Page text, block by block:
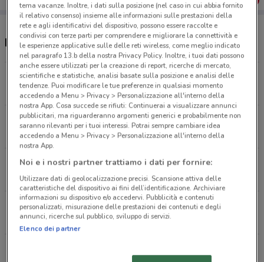
Negozi Metagenics a Roma
VIA DOMENICO MORICHINI 26 Roma
549 m
CORSO TRIESTE 29 C Roma
710 m
VIA LIVORNO 27 Roma
835 m
VIA LIVORNO 27 Roma
836 m
tema vacanze. Inoltre, i dati sulla posizione (nel caso in cui abbia fornito
il relativo consenso) insieme alle informazioni sulle prestazioni della
rete e agli identificativi del dispositivo, possono essere raccolte e
condivisi con terze parti per comprendere e migliorare la connettività e
le esperienze applicative sulle delle reti wireless, come meglio indicato
nel paragrafo 13.b della nostra Privacy Policy. Inoltre, i tuoi dati possono
anche essere utilizzati per la creazione di report, ricerche di mercato,
scientifiche e statistiche, analisi basate sulla posizione e analisi delle
tendenze. Puoi modificare le tue preferenze in qualsiasi momento
accedendo a Menu > Privacy > Personalizzazione all'interno della
nostra App. Cosa succede se rifiuti: Continuerai a visualizzare annunci
pubblicitari, ma riguarderanno argomenti generici e probabilmente non
saranno rilevanti per i tuoi interessi. Potrai sempre cambiare idea
accedendo a Menu > Privacy > Personalizzazione all'interno della
nostra App.
Noi e i nostri partner trattiamo i dati per fornire:
Utilizzare dati di geolocalizzazione precisi. Scansione attiva delle
caratteristiche del dispositivo ai fini dell’identificazione. Archiviare
informazioni su dispositivo e/o accedervi. Pubblicità e contenuti
personalizzati, misurazione delle prestazioni dei contenuti e degli
annunci, ricerche sul pubblico, sviluppo di servizi.
Elenco dei partner